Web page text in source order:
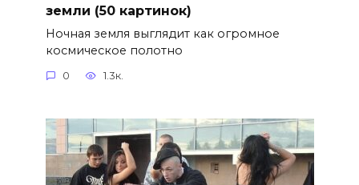
земли (50 картинок)
Ночная земля выглядит как огромное
космическое полотно
0 1.3к.